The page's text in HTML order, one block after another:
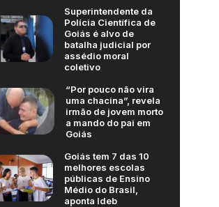
Superintendente da
Polícia Científica de
Goiás é alvo de
batalha judicial por
assédio moral
coletivo
“Por pouco não vira
uma chacina”, revela
irmão de jovem morto
a mando do pai em
Goiás
Goiás tem 7 das 10
melhores escolas
públicas de Ensino
Médio do Brasil,
aponta Ideb